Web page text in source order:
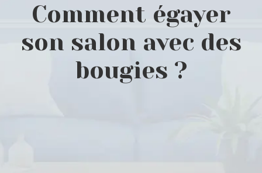
Comment égayer
son salon avec des
bougies ?